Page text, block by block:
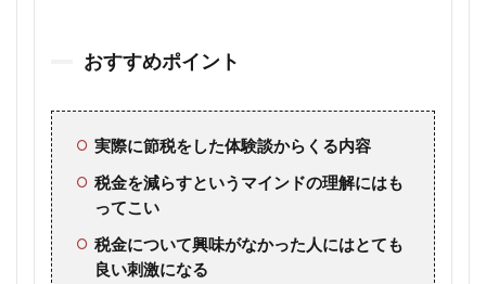
おすすめポイント
実際に節税をした体験談からくる内容
税金を減らすというマインドの理解にはも
ってこい
税金について興味がなかった人にはとても
良い刺激になる